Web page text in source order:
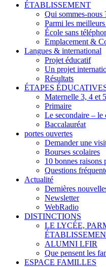
ÉTABLISSEMENT
Qui sommes-nous
Parmi les
École sans
Emplacement &
Langues & international
Projet éducatif
Un projet
Résultats
ÉTAPES
Maternelle 3, 4 et
Primaire
Le secondaire – le
Baccalauréat
portes ouvertes
Demander une
Bourses scolaires
10 bonnes
Questions
Actualité
Dernières
Newsletter
WebRadio
DISTINCTIONS
LE LYCÉE,
ALUMNI LFIR
Que pensent les
ESPACE FAMILLES